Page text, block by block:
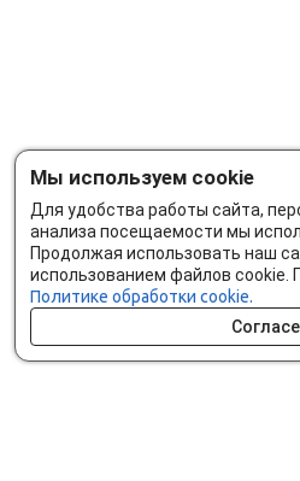
Мы используем cookie
Для удобства работы сайта,
анализа посещаемости мы
Продолжая использовать наш
использованием файлов cookie.
Политике обработки cookie.